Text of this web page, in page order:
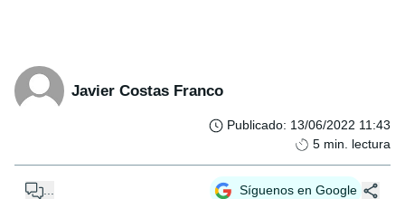
Javier Costas Franco
Publicado: 13/06/2022 11:43
5 min. lectura
... Síguenos en Google